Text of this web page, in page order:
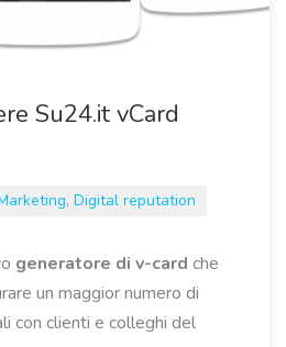
Su24.it vCard
, Digital reputation
generatore di v-card che
un maggior numero di
con clienti e colleghi del